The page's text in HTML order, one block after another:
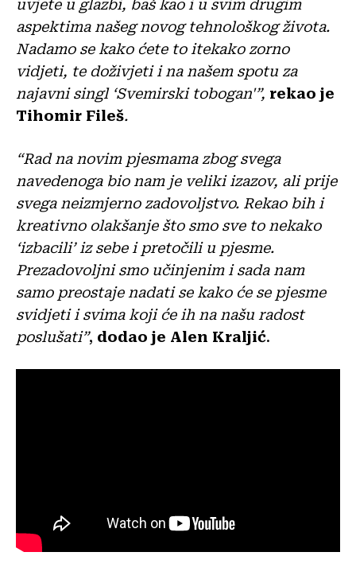
uvjete u glazbi, baš kao i u svim drugim
aspektima našeg novog tehnološkog života.
Nadamo se kako ćete to itekako zorno
vidjeti, te doživjeti i na našem spotu za
najavni singl ‘Svemirski tobogan'”, rekao je
Tihomir Fileš.
“Rad na novim pjesmama zbog svega
navedenoga bio nam je veliki izazov, ali prije
svega neizmjerno zadovoljstvo. Rekao bih i
kreativno olakšanje što smo sve to nekako
‘izbacili’ iz sebe i pretočili u pjesme.
Prezadovoljni smo učinjenim i sada nam
samo preostaje nadati se kako će se pjesme
svidjeti i svima koji će ih na našu radost
poslušati”, dodao je Alen Kraljić.